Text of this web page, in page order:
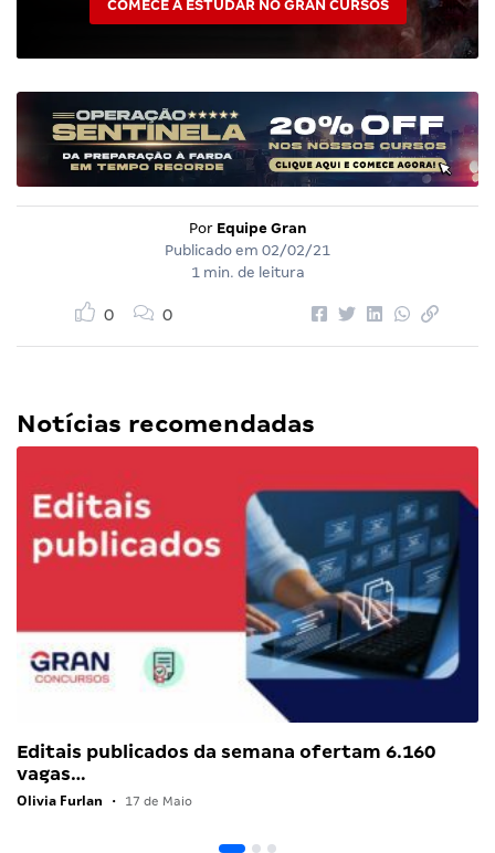
COMECE A ESTUDAR NO GRAN CURSOS
Por Equipe Gran
Publicado em 02/02/21
1 min. de leitura
0 0
Notícias recomendadas
Editais publicados da semana ofertam 6.160
vagas…
Olivia Furlan • 17 de Maio